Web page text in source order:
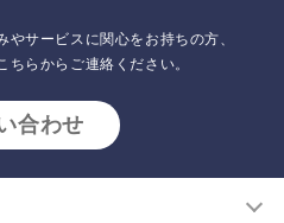
やサービスに関心をお持ちの方、
ちらからご連絡ください。
合わせ